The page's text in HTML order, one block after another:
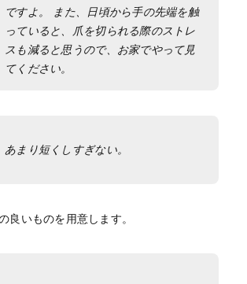
ですよ。 また、日頃から手の先端を触
っていると、爪を切られる際のストレ
スも減ると思うので、お家でやって見
てください。
あまり短くしすぎない。
良いものを用意します。